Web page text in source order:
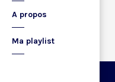
A propos
Ma playlist